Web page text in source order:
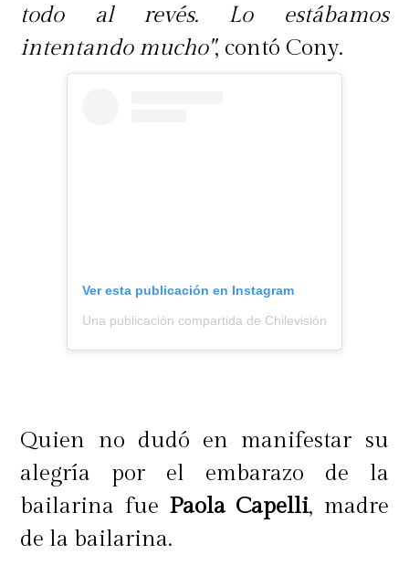
todo al revés. Lo estábamos
intentando mucho", contó Cony.
Ver esta publicación en Instagram
Una publicación compartida de Chilevisión
Quien no dudó en manifestar su
alegría por el embarazo de la
bailarina fue Paola Capelli, madre
de la bailarina.